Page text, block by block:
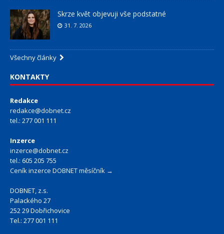
Skrze květ objevuji vše podstatné
31. 7. 2026
Všechny články
KONTAKTY
Redakce
redakce@dobnet.cz
tel.: 277 001 111
Inzerce
inzerce@dobnet.cz
tel.: 605 205 755
Ceník inzerce DOBNET měsíčník →
DOBNET, z.s.
Palackého 27
252 29 Dobřichovice
Tel.: 277 001 111